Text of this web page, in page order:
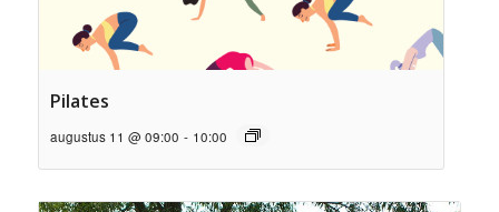
Pilates
augustus 11 @ 09:00 - 10:00